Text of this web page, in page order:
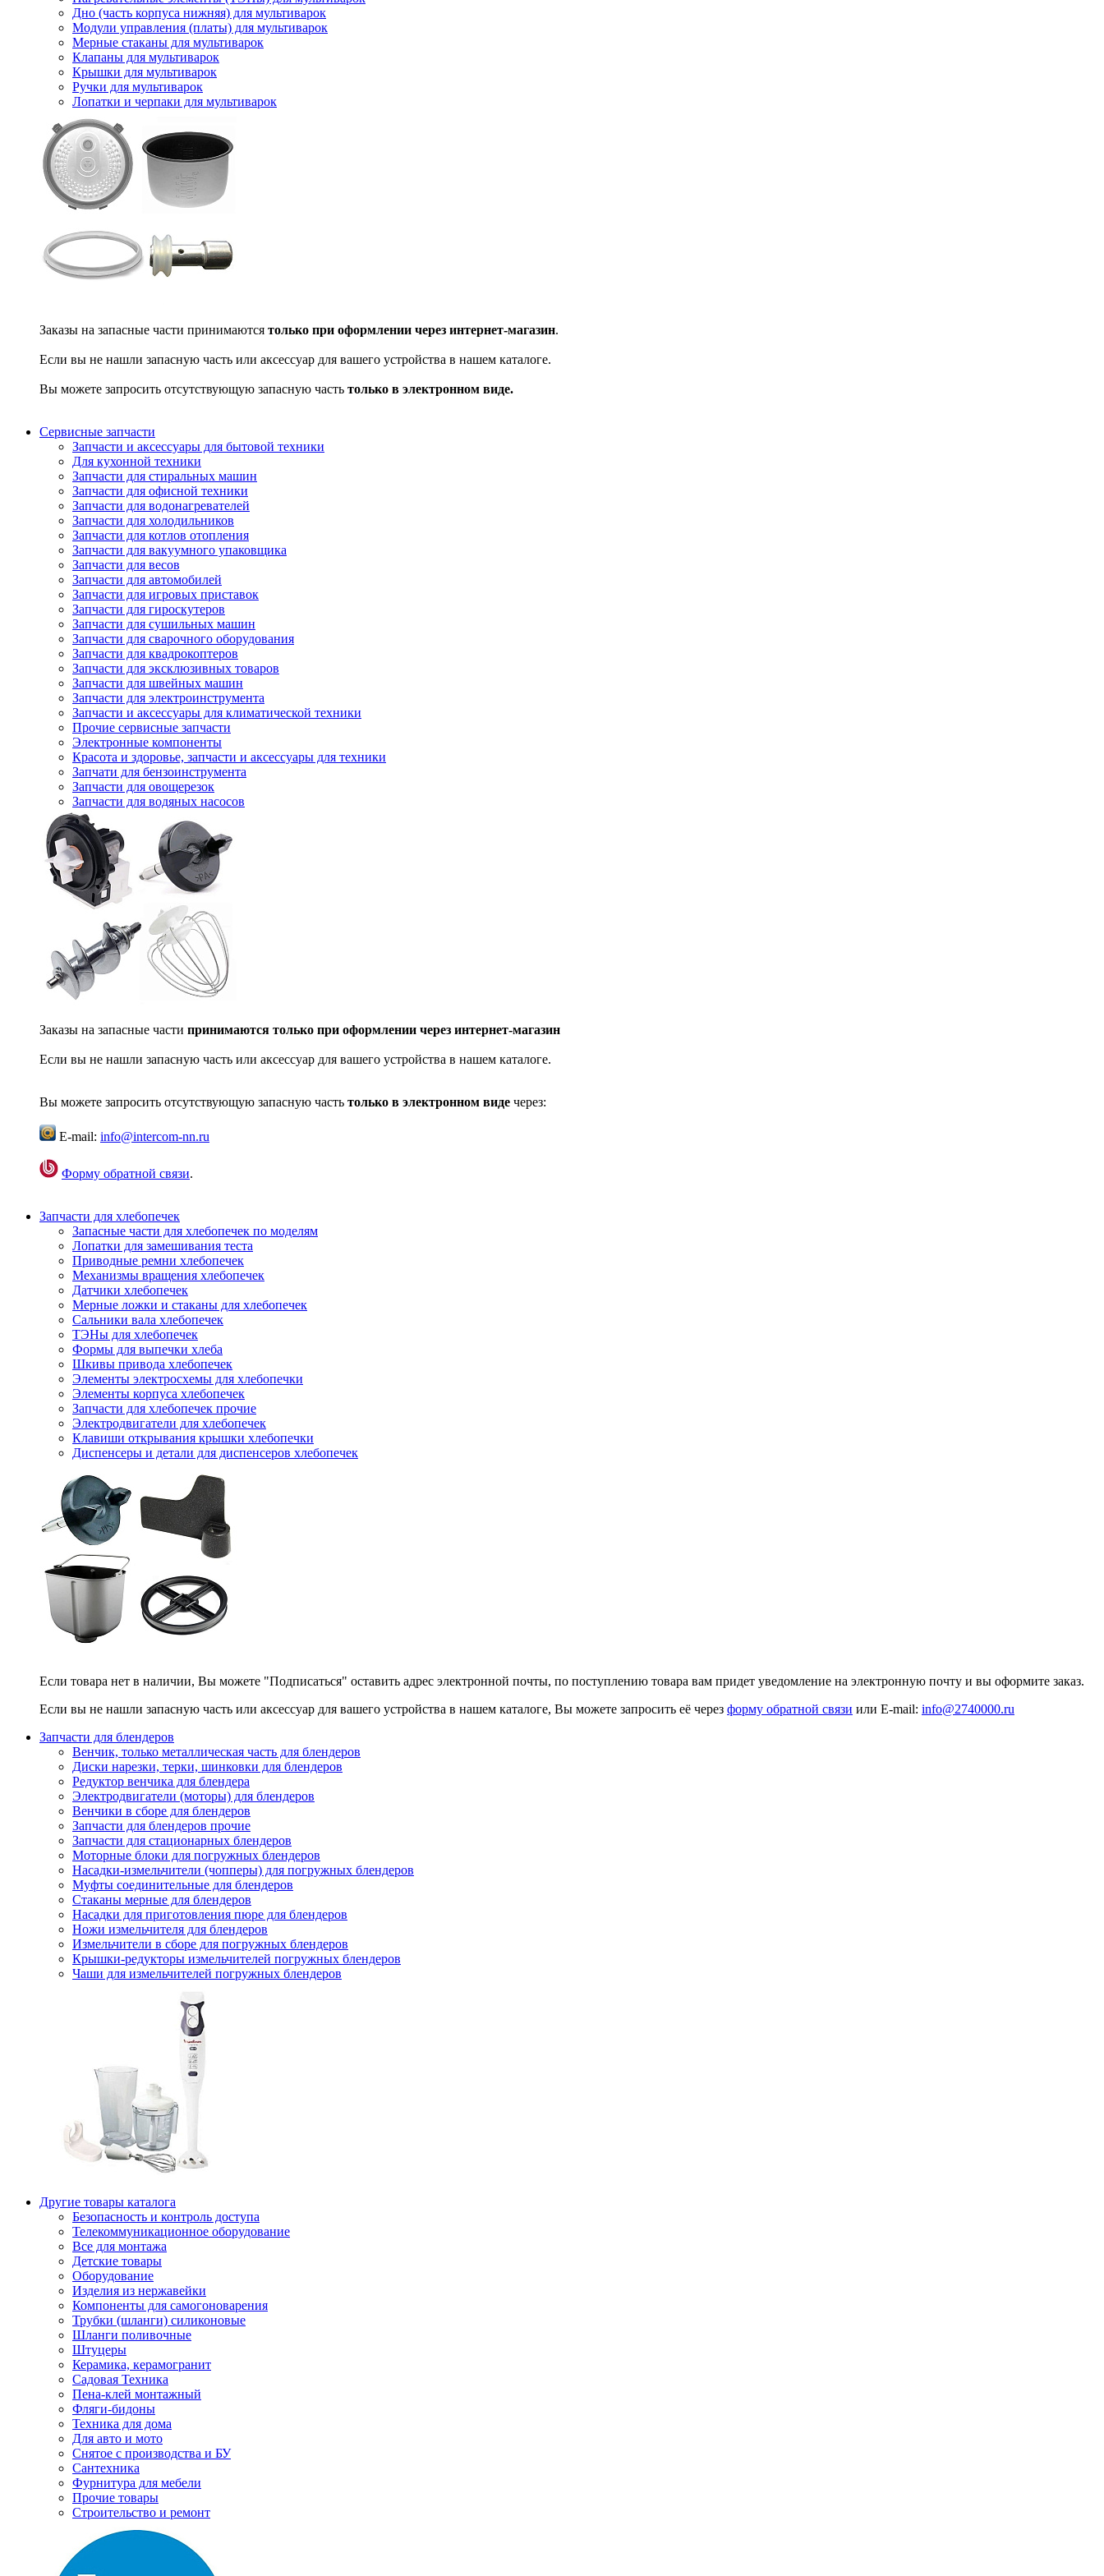
Дно (часть корпуса нижняя) для мультиварок
Модули управления (платы) для мультиварок
Мерные стаканы для мультиварок
Клапаны для мультиварок
Крышки для мультиварок
Ручки для мультиварок
Лопатки и черпаки для мультиварок
Заказы на запасные части принимаются только при оформлении через интернет-магазин.
Если вы не нашли запасную часть или аксессуар для вашего устройства в нашем каталоге.
Вы можете запросить отсутствующую запасную часть только в электронном виде.
Сервисные запчасти
Запчасти и аксессуары для бытовой техники
Для кухонной техники
Запчасти для стиральных машин
Запчасти для офисной техники
Запчасти для водонагревателей
Запчасти для холодильников
Запчасти для котлов отопления
Запчасти для вакуумного упаковщика
Запчасти для весов
Запчасти для автомобилей
Запчасти для игровых приставок
Запчасти для гироскутеров
Запчасти для сушильных машин
Запчасти для сварочного оборудования
Запчасти для квадрокоптеров
Запчасти для эксклюзивных товаров
Запчасти для швейных машин
Запчасти для электроинструмента
Запчасти и аксессуары для климатической техники
Прочие сервисные запчасти
Электронные компоненты
Красота и здоровье, запчасти и аксессуары для техники
Запчати для бензоинструмента
Запчасти для овощерезок
Запчасти для водяных насосов
Заказы на запасные части принимаются только при оформлении через интернет-магазин
Если вы не нашли запасную часть или аксессуар для вашего устройства в нашем каталоге.
Вы можете запросить отсутствующую запасную часть только в электронном виде через:
E-mail: info@intercom-nn.ru
Форму обратной связи.
Запчасти для хлебопечек
Запасные части для хлебопечек по моделям
Лопатки для замешивания теста
Приводные ремни хлебопечек
Механизмы вращения хлебопечек
Датчики хлебопечек
Мерные ложки и стаканы для хлебопечек
Сальники вала хлебопечек
ТЭНы для хлебопечек
Формы для выпечки хлеба
Шкивы привода хлебопечек
Элементы электросхемы для хлебопечки
Элементы корпуса хлебопечек
Запчасти для хлебопечек прочие
Электродвигатели для хлебопечек
Клавиши открывания крышки хлебопечки
Диспенсеры и детали для диспенсеров хлебопечек
Если товара нет в наличии, Вы можете "Подписаться" оставить адрес электронной почты, по поступлению товара вам придет уведомление на электронную почту и вы оформите заказ.
Если вы не нашли запасную часть или аксессуар для вашего устройства в нашем каталоге, Вы можете запросить её через форму обратной связи или E-mail: info@2740000.ru
Запчасти для блендеров
Венчик, только металлическая часть для блендеров
Диски нарезки, терки, шинковки для блендеров
Редуктор венчика для блендера
Электродвигатели (моторы) для блендеров
Венчики в сборе для блендеров
Запчасти для блендеров прочие
Запчасти для стационарных блендеров
Моторные блоки для погружных блендеров
Насадки-измельчители (чопперы) для погружных блендеров
Муфты соединительные для блендеров
Стаканы мерные для блендеров
Насадки для приготовления пюре для блендеров
Ножи измельчителя для блендеров
Измельчители в сборе для погружных блендеров
Крышки-редукторы измельчителей погружных блендеров
Чаши для измельчителей погружных блендеров
Другие товары каталога
Безопасность и контроль доступа
Телекоммуникационное оборудование
Все для монтажа
Детские товары
Оборудование
Изделия из нержавейки
Компоненты для самогоноварения
Трубки (шланги) силиконовые
Шланги поливочные
Штуцеры
Керамика, керамогранит
Садовая Техника
Пена-клей монтажный
Фляги-бидоны
Техника для дома
Для авто и мото
Снятое с производства и БУ
Сантехника
Фурнитура для мебели
Прочие товары
Строительство и ремонт